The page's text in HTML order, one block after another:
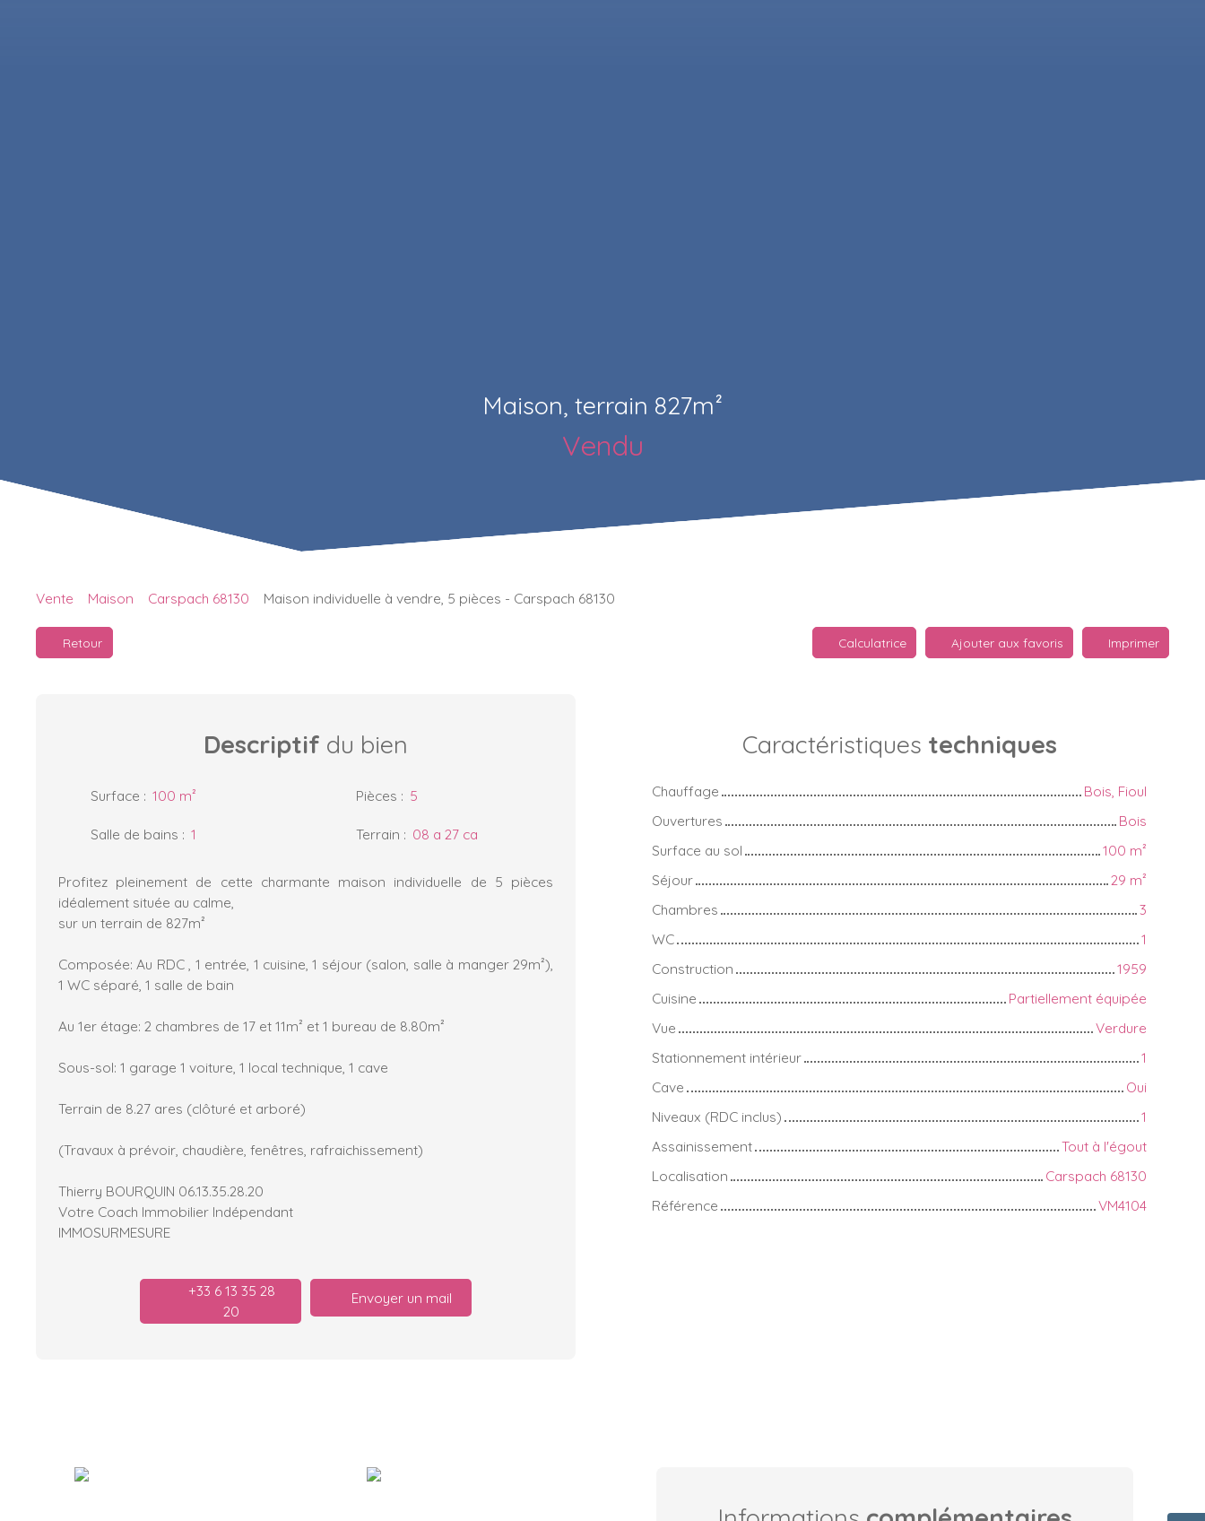
Maison, terrain 827m²
Vendu
Vente Maison Carspach 68130 Maison individuelle à vendre, 5 pièces - Carspach 68130
Retour Calculatrice Ajouter aux favoris Imprimer
Descriptif du bien
Surface : 100 m² Pièces : 5
Salle de bains : 1 Terrain : 08 a 27 ca
Profitez pleinement de cette charmante maison individuelle de 5 pièces
idéalement située au calme,
sur un terrain de 827m²
Composée: Au RDC , 1 entrée, 1 cuisine, 1 séjour (salon, salle à manger 29m²),
1 WC séparé, 1 salle de bain
Au 1er étage: 2 chambres de 17 et 11m² et 1 bureau de 8.80m²
Sous-sol: 1 garage 1 voiture, 1 local technique, 1 cave
Terrain de 8.27 ares (clôturé et arboré)
(Travaux à prévoir, chaudière, fenêtres, rafraichissement)
Thierry BOURQUIN 06.13.35.28.20
Votre Coach Immobilier Indépendant
IMMOSURMESURE
+33 6 13 35 28
20
Envoyer un mail
Caractéristiques techniques
Chauffage
Bois, Fioul
Ouvertures
Bois
Surface au sol
100 m²
Séjour
29 m²
Chambres
3
WC
1
Construction
1959
Cuisine
Partiellement équipée
Vue
Verdure
Stationnement intérieur
1
Cave
Oui
Niveaux (RDC inclus)
1
Assainissement
Tout à l'égout
Localisation
Carspach 68130
Référence
VM4104